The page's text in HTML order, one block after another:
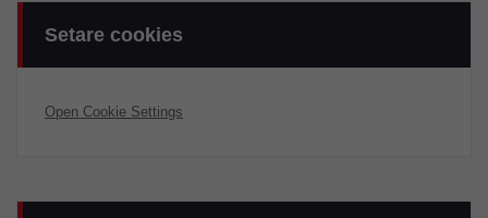
Setare cookies
Open Cookie Settings